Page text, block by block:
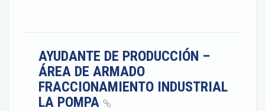
AYUDANTE DE PRODUCCIÓN –
ÁREA DE ARMADO
FRACCIONAMIENTO INDUSTRIAL
LA POMPA